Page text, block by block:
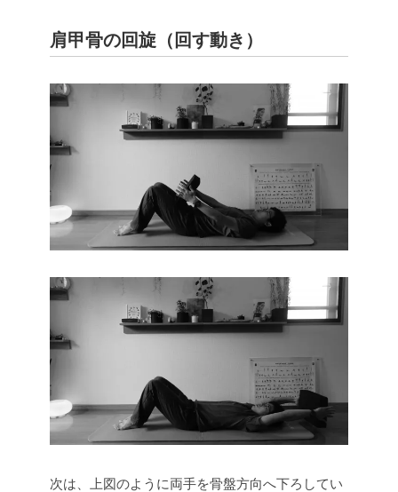
肩甲骨の回旋（回す動き）
次は、上図のように両手を骨盤方向へ下ろしてい